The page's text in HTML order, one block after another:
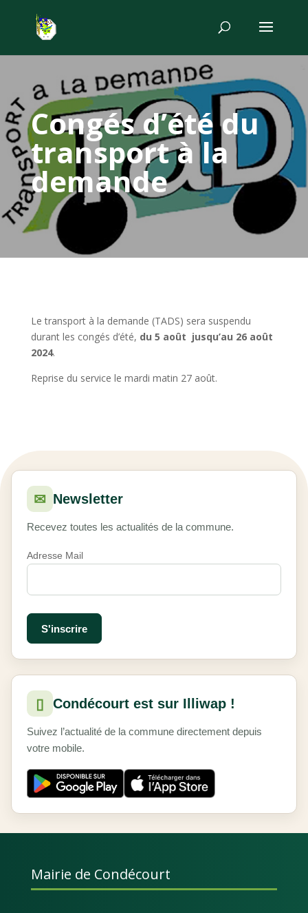
Congés d’été du
transport à la
demande
Le transport à la demande (TADS) sera suspendu
durant les congés d’été, du 5 août jusqu’au 26 août
2024.
Reprise du service le mardi matin 27 août.
✉ Newsletter
Recevez toutes les actualités de la commune.
Adresse Mail
▯ Condécourt est sur Illiwap !
Suivez l’actualité de la commune directement depuis
votre mobile.
Mairie de Condécourt